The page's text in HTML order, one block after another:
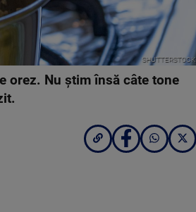
SHUTTERSTOCK
orez. Nu știm însă câte tone